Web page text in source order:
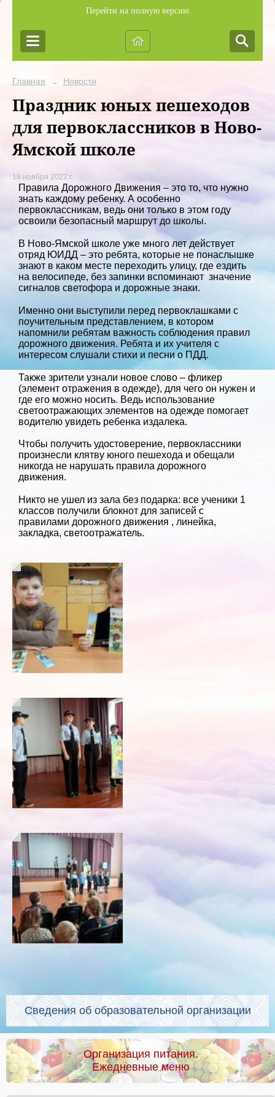
Перейти на полную версию
Главная → Новости
Праздник юных пешеходов
для первоклассников в Ново-
Ямской школе
18 ноября 2022 г.
Правила Дорожного Движения – это то, что нужно
знать каждому ребенку. А особенно
первоклассникам, ведь они только в этом году
освоили безопасный маршрут до школы.
В Ново-Ямской школе уже много лет действует
отряд ЮИДД – это ребята, которые не понаслышке
знают в каком месте переходить улицу, где ездить
на велосипеде, без запинки вспоминают значение
сигналов светофора и дорожные знаки.
Именно они выступили перед первоклашками с
поучительным представлением, в котором
напомнили ребятам важность соблюдения правил
дорожного движения. Ребята и их учителя с
интересом слушали стихи и песни о ПДД.
Также зрители узнали новое слово – фликер
(элемент отражения в одежде), для чего он нужен и
где его можно носить. Ведь использование
светоотражающих элементов на одежде помогает
водителю увидеть ребенка издалека.
Чтобы получить удостоверение, первоклассники
произнесли клятву юного пешехода и обещали
никогда не нарушать правила дорожного
движения.
Никто не ушел из зала без подарка: все ученики 1
классов получили блокнот для записей с
правилами дорожного движения , линейка,
закладка, светоотражатель.
Сведения об образовательной организации
Организация питания.
Ежедневные меню